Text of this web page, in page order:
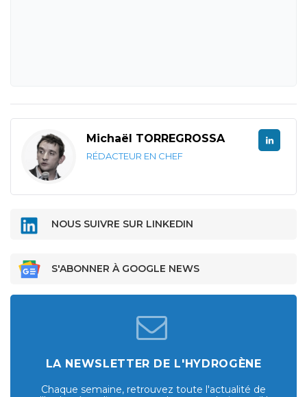
Michaël TORREGROSSA
RÉDACTEUR EN CHEF
NOUS SUIVRE SUR LINKEDIN
S'ABONNER À GOOGLE NEWS
LA NEWSLETTER DE L'HYDROGÈNE
Chaque semaine, retrouvez toute l'actualité de